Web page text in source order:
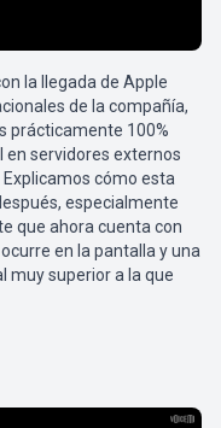
la llegada de Apple
de la compañía,
prácticamente 100%
en servidores externos
cómo esta
especialmente
que ahora cuenta con
en la pantalla y una
muy superior a la que